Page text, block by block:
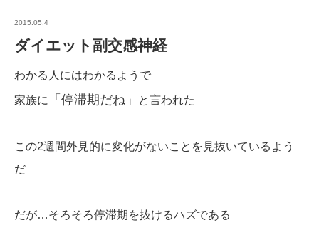
2015.05.4
ダイエット副交感神経
わかる人にはわかるようで
家族に 「停滞期だね」 と言われた
この2週間外見的に変化がないことを見抜いているよう
だ
だが…そろそろ停滞期を抜けるハズである